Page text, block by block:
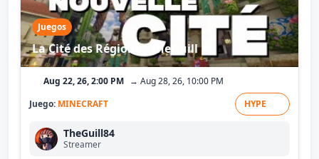
Juegos
La Cité des Régions - TheGuill
Aug 22, 26, 2:00 PM → Aug 28, 26, 10:00 PM
Juego: MINECRAFT HYPE
TheGuill84
Streamer